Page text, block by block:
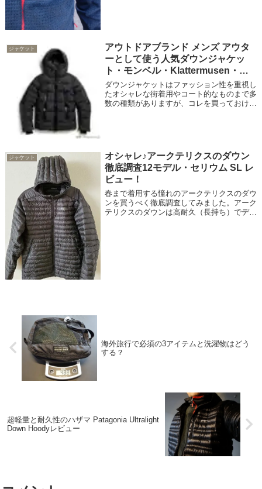
ジャケット
アウトドアブランド メンズ アウタ
ーとして使う人気ダウンジャケッ
ト・モンベル・Klattermusen・
AURA 24選
ダウンジャケットはファッション性を重視し
たオシャレな街着用やコート的なものまで多
数の種類がありますが、コレを買っておけば
ジャケット
オシャレ♪アークテリクスのダウン
徹底調査12モデル・セリウム SL レ
ビュー！
春まで着用する憧れのアークテリクスのダウ
ンを買うべく徹底調査してみました。アーク
テリクスのダウンは高耐久（長持ち）でデザ
海外旅行で必須の3アイテムと洗濯物はどう
する？
超軽量と耐久性のハザマ Patagonia Ultralight
Down Hoodyレビュー